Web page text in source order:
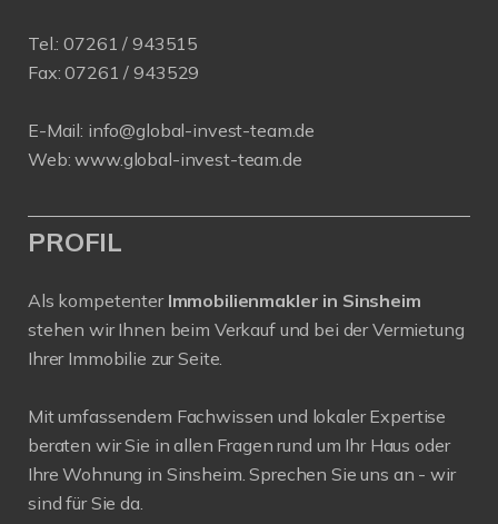
Tel.:07261 / 943515
Fax: 07261 / 943529
E-Mail: info@global-invest-team.de
Web:www.global-invest-team.de
PROFIL
Als kompetenter Immobilienmakler in Sinsheim
stehen wir Ihnen beim Verkauf und bei der Vermietung
Ihrer Immobilie zur Seite.
Mit umfassendem Fachwissen und lokaler Expertise
beraten wir Sie in allen Fragen rund um Ihr Haus oder
Ihre Wohnung in Sinsheim. Sprechen Sie uns an - wir
sind für Sie da.